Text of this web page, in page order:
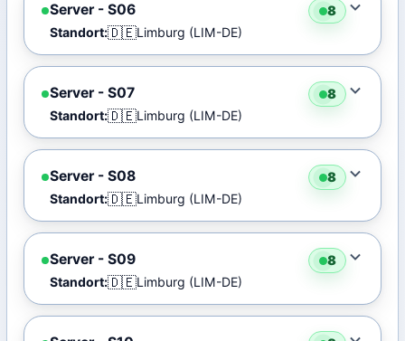
Server - S06
Standort:🇩🇪Limburg (LIM-DE)
8
Server - S07
Standort:🇩🇪Limburg (LIM-DE)
8
Server - S08
Standort:🇩🇪Limburg (LIM-DE)
8
Server - S09
Standort:🇩🇪Limburg (LIM-DE)
8